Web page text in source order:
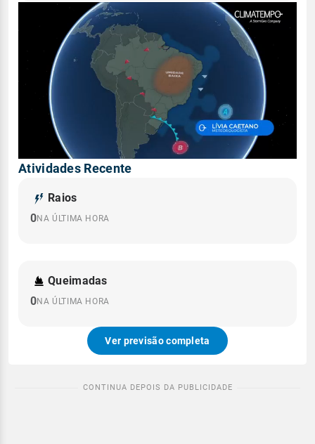
Atividades Recente
Raios
0NA ÚLTIMA HORA
Queimadas
0NA ÚLTIMA HORA
Ver previsão completa